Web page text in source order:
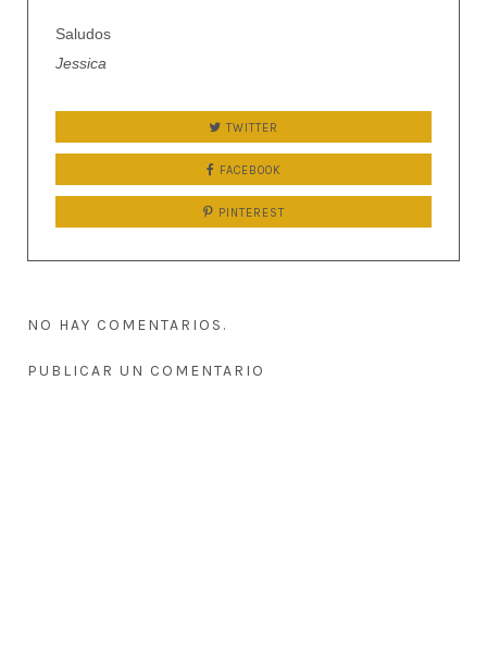
Saludos
Jessica
TWITTER
FACEBOOK
PINTEREST
NO HAY COMENTARIOS.
PUBLICAR UN COMENTARIO